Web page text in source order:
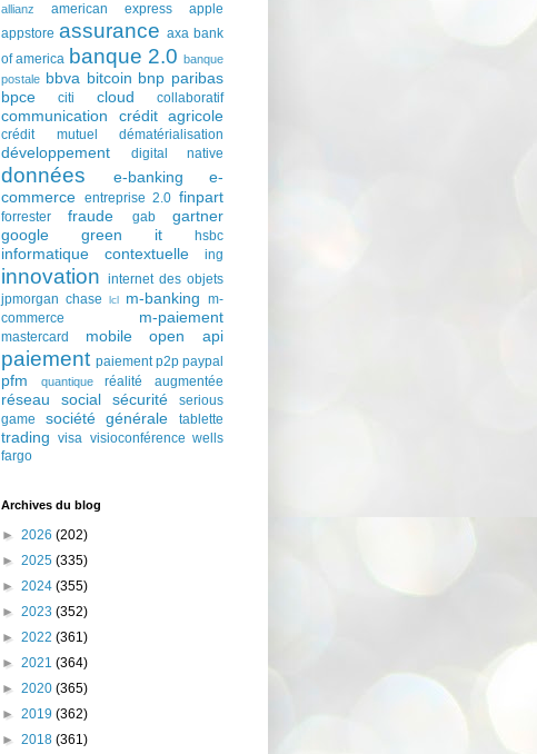
allianz american express
apple
appstore assurance axa bank
of america banque 2.0 banque
postale bbva bitcoin bnp paribas
bpce
citi cloud collaboratif
communication crédit agricole
crédit mutuel dématérialisation
développement digital native
données e-banking
e-
commerce entreprise 2.0 finpart
forrester fraude gab
gartner
google
green it hsbc
informatique contextuelle ing
innovation internet des objets
jpmorgan chase
lcl m-banking m-
commerce
m-paiement
mastercard mobile open api
paiement paiement p2p paypal
pfm quantique réalité augmentée
réseau social sécurité
serious
game
société générale tablette
trading visa visioconférence wells
fargo
Archives du blog
► 2026 (202)
► 2025 (335)
► 2024 (355)
► 2023 (352)
► 2022 (361)
► 2021 (364)
► 2020 (365)
► 2019 (362)
► 2018 (361)